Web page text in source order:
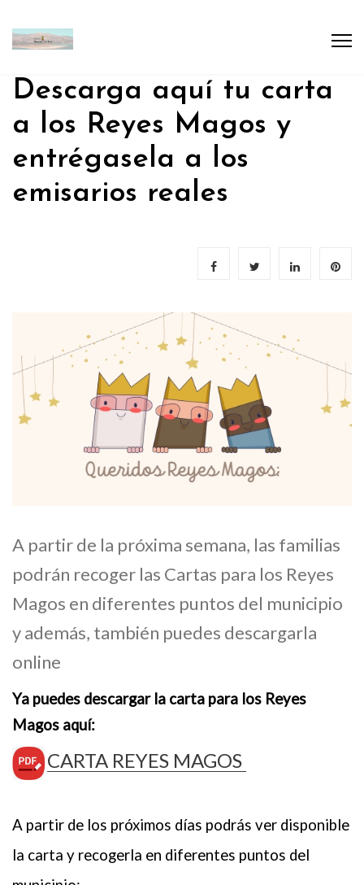
Descarga aquí tu carta
a los Reyes Magos y
entrégasela a los
emisarios reales
A partir de la próxima semana, las familias
podrán recoger las Cartas para los Reyes
Magos en diferentes puntos del municipio
y además, también puedes descargarla
online
Ya puedes descargar la carta para los Reyes
Magos aquí:
CARTA REYES MAGOS
A partir de los próximos días podrás ver disponible
la carta y recogerla en diferentes puntos del